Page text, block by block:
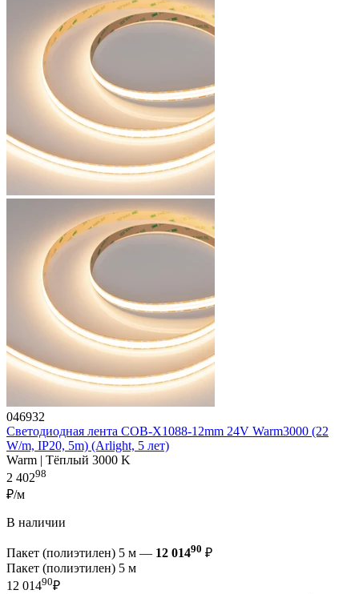
046932
Светодиодная лента COB-X1088-12mm 24V Warm3000 (22
W/m, IP20, 5m) (Arlight, 5 лет)
Warm | Тёплый 3000 K
2 40298
₽/м
В наличии
Пакет (полиэтилен) 5 м — 12 01490 ₽
Пакет (полиэтилен) 5 м
12 01490₽